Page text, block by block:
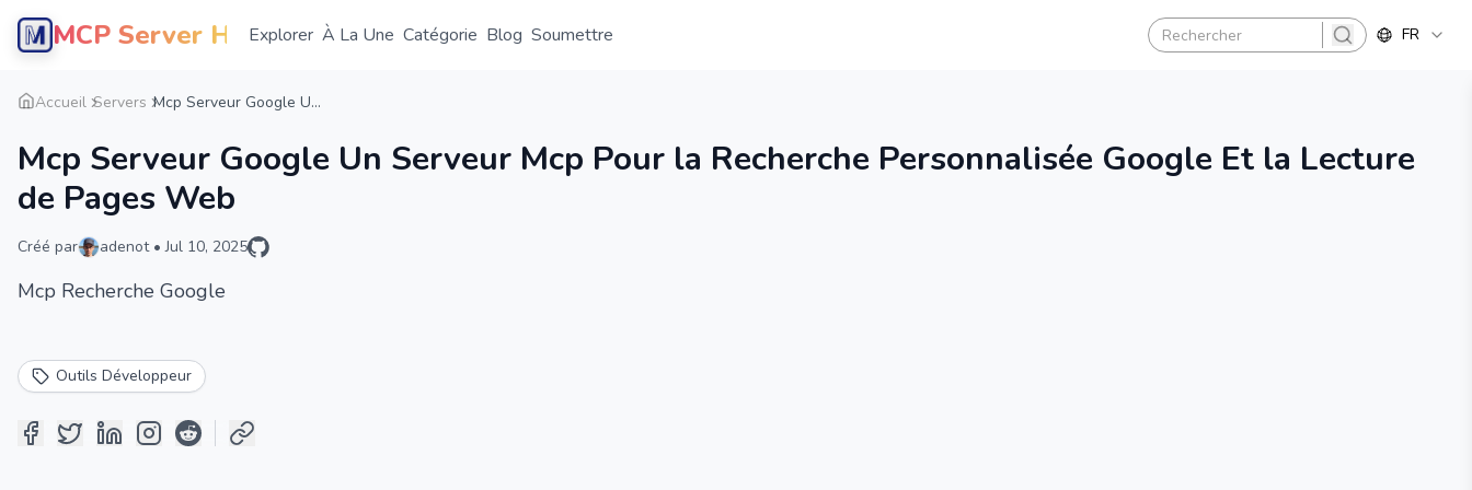
MCP Server HubExplorer À La Une Catégorie Blog Soumettre
search
FR
Accueil Servers Mcp Serveur Google U...
Mcp Serveur Google Un Serveur Mcp Pour la Recherche Personnalisée Google Et la Lecture
de Pages Web
Créé par adenot • Jul 10, 2025
Mcp Recherche Google
Outils Développeur